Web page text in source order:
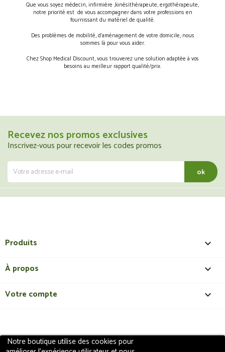
Notre boutique utilise des cookies pour
Que vous soyez médecin, infirmière ,kinésithérapeute, ergothérapeute,
notre priorité est de vous accompagner dans votre professions en
fournissant du matériel de qualité.
Des problèmes de mobilité, d’aménagement de votre domicile, nous
sommes là pour vous aider.
Chez Shop Medical Discount, vous trouverez une solution adaptée à vos
besoins au meilleur rapport qualité/prix.
Recevez nos promos exclusives
Inscrivez-vous pour recevoir les codes promos
Produits 
À propos 
Votre compte 
Copyright 2018 - ShopMedicalDiscount